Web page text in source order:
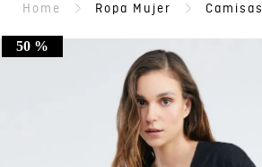
Ropa Mujer Camisas
50 %